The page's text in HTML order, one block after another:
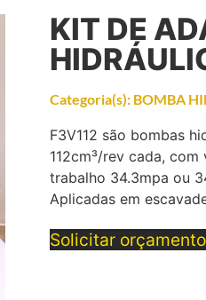
KIT DE
Categoria(s): BOMBA
F3V112 são bombas
112cm³/rev cada,
trabalho 34.3mpa ou
Aplicadas em
Solicitar orçamento